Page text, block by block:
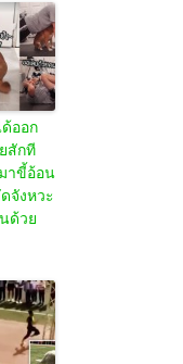
ออก
สักที
าขี้อ้อน
จังหวะ
ด้วย